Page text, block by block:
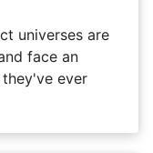
universes are
face an
ever